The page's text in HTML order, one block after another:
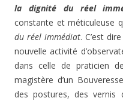
la dignité du réel
constante et méticuleuse
du réel immédiat. C’est
nouvelle activité
dans celle de praticien
magistère d’un
des postures, des vernis